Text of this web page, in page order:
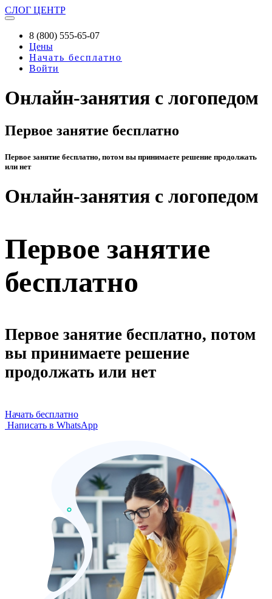
СЛОГ ЦЕНТР
8 (800) 555-65-07
Цены
Начать бесплатно
Войти
Онлайн-занятия с логопедом
Первое занятие бесплатно
Первое занятие бесплатно, потом вы принимаете решение продолжать
или нет
Онлайн-занятия с логопедом
Первое занятие
бесплатно
Первое занятие бесплатно, потом
вы принимаете решение
продолжать или нет
Начать бесплатно
Написать в WhatsApp